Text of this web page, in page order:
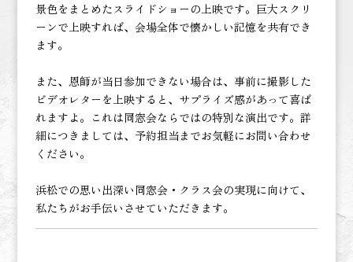
景色をまとめたスライドショーの上映です。巨大スクリ
ーンで上映すれば、会場全体で懐かしい記憶を共有でき
ます。
また、恩師が当日参加できない場合は、事前に撮影した
ビデオレターを上映すると、サプライズ感があって喜ば
れますよ。これは同窓会ならではの特別な演出です。詳
細につきましては、予約担当までお気軽にお問い合わせ
ください。
浜松での思い出深い同窓会・クラス会の実現に向けて、
私たちがお手伝いさせていただきます。